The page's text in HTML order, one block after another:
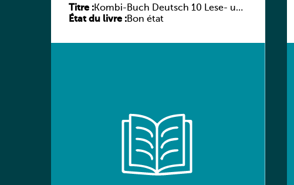
Titre :Kombi-Buch Deutsch 10 Lese- und
Sprachbuch
État du livre :Bon état